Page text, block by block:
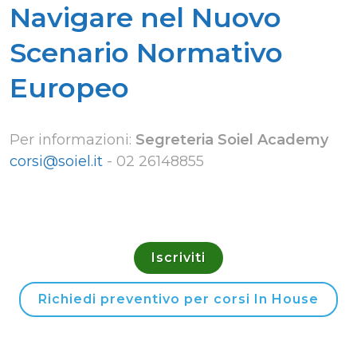
Navigare nel Nuovo
Scenario Normativo
Europeo
Per informazioni: Segreteria Soiel Academy
corsi@soiel.it - 02 26148855
Iscriviti
Richiedi preventivo per corsi In House